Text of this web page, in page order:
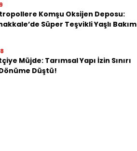
Komşu Oksijen Deposu:
Süper Teşvikli Yaşlı Bakım
Müjde: Tarımsal Yapı İzin Sınırı
Düştü!